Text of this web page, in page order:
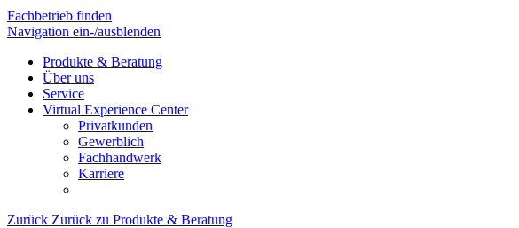
Fachbetrieb finden
Navigation ein-/ausblenden
Produkte & Beratung
Über uns
Service
Virtual Experience Center
Privatkunden
Gewerblich
Fachhandwerk
Karriere
Zurück Zurück zu Produkte & Beratung